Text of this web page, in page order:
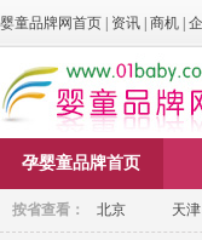
婴童品牌网首页 资讯 商机
孕婴童品牌首页
北京 天津
按省查看：